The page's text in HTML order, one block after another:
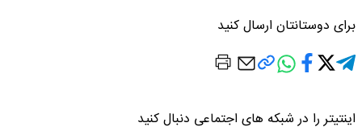
برای دوستانتان ارسال کنید
اینتیتر را در شبکه های اجتماعی دنبال کنید